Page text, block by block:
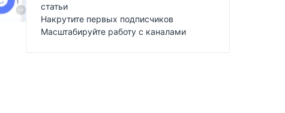
статьи
Накрутите первых подписчиков
Масштабируйте работу с каналами